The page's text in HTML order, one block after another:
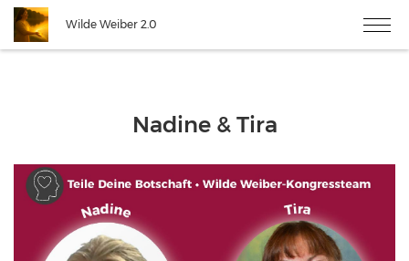
Wilde Weiber 2.0
Nadine & Tira